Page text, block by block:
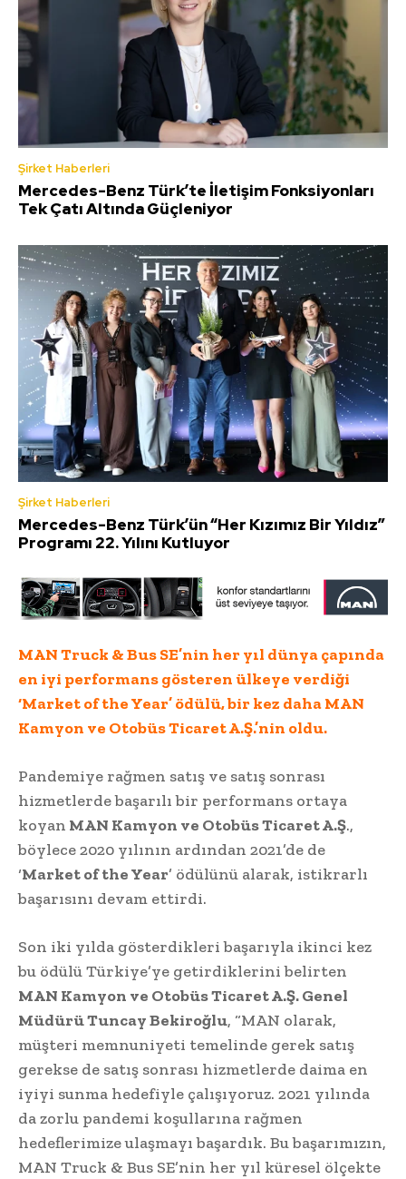
Şirket Haberleri
Mercedes-Benz Türk’te İletişim Fonksiyonları
Tek Çatı Altında Güçleniyor
Şirket Haberleri
Mercedes-Benz Türk’ün “Her Kızımız Bir Yıldız”
Programı 22. Yılını Kutluyor
MAN Truck & Bus SE’nin her yıl dünya çapında
en iyi performans gösteren ülkeye verdiği
‘Market of the Year’ ödülü, bir kez daha MAN
Kamyon ve Otobüs Ticaret A.Ş.’nin oldu.
Pandemiye rağmen satış ve satış sonrası
hizmetlerde başarılı bir performans ortaya
koyan MAN Kamyon ve Otobüs Ticaret A.Ş.,
böylece 2020 yılının ardından 2021’de de
‘Market of the Year’ ödülünü alarak, istikrarlı
başarısını devam ettirdi.
Son iki yılda gösterdikleri başarıyla ikinci kez
bu ödülü Türkiye’ye getirdiklerini belirten
MAN Kamyon ve Otobüs Ticaret A.Ş. Genel
Müdürü Tuncay Bekiroğlu, “MAN olarak,
müşteri memnuniyeti temelinde gerek satış
gerekse de satış sonrası hizmetlerde daima en
iyiyi sunma hedefiyle çalışıyoruz. 2021 yılında
da zorlu pandemi koşullarına rağmen
hedeflerimize ulaşmayı başardık. Bu başarımızın,
MAN Truck & Bus SE’nin her yıl küresel ölçekte